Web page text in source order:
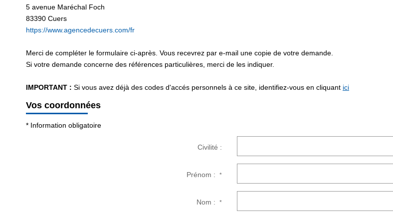
5 avenue Maréchal Foch
83390 Cuers
https://www.agencedecuers.com/fr
Merci de compléter le formulaire ci-après. Vous recevrez par e-mail une copie de votre demande.
Si votre demande concerne des références particulières, merci de les indiquer.
IMPORTANT : Si vous avez déjà des codes d'accés personnels à ce site, identifiez-vous en cliquant ici
Vos coordonnées
* Information obligatoire
Civilité :
Prénom :*
Nom :*